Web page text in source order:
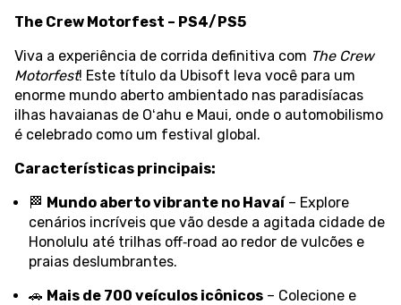
The Crew Motorfest – PS4/PS5
Viva a experiência de corrida definitiva com The Crew
Motorfest! Este título da Ubisoft leva você para um
enorme mundo aberto ambientado nas paradisíacas
ilhas havaianas de Oʻahu e Maui, onde o automobilismo
é celebrado como um festival global.
Características principais:
🏁 Mundo aberto vibrante no Havaí– Explore
cenários incríveis que vão desde a agitada cidade de
Honolulu até trilhas off‑road ao redor de vulcões e
praias deslumbrantes.
🚗 Mais de 700 veículos icônicos – Colecione e